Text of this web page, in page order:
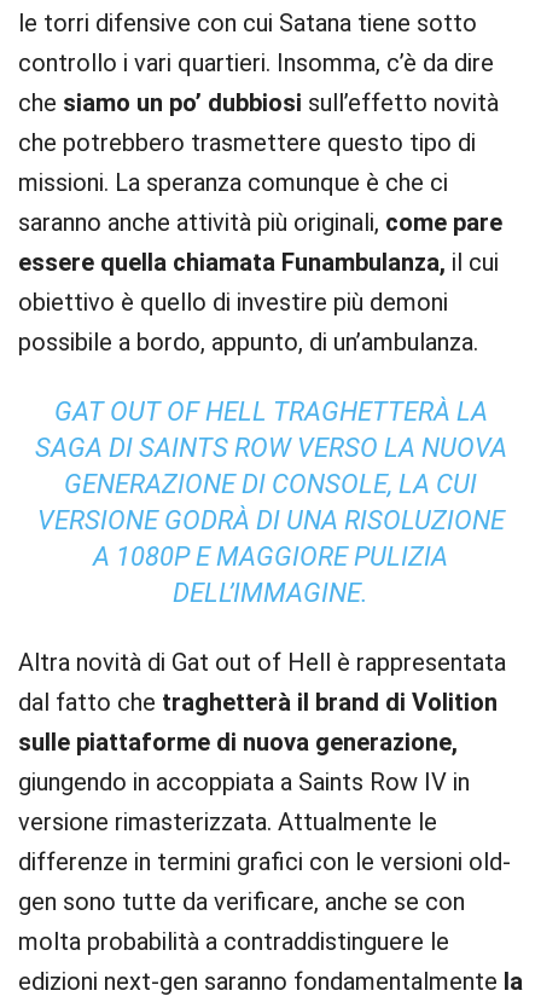
le torri difensive con cui Satana tiene sotto
controllo i vari quartieri. Insomma, c’è da dire
che siamo un po’ dubbiosi sull’effetto novità
che potrebbero trasmettere questo tipo di
missioni. La speranza comunque è che ci
saranno anche attività più originali, come pare
essere quella chiamata Funambulanza, il cui
obiettivo è quello di investire più demoni
possibile a bordo, appunto, di un’ambulanza.
GAT OUT OF HELL TRAGHETTERÀ LA
SAGA DI SAINTS ROW VERSO LA NUOVA
GENERAZIONE DI CONSOLE, LA CUI
VERSIONE GODRÀ DI UNA RISOLUZIONE
A 1080P E MAGGIORE PULIZIA
DELL’IMMAGINE.
Altra novità di Gat out of Hell è rappresentata
dal fatto che traghetterà il brand di Volition
sulle piattaforme di nuova generazione,
giungendo in accoppiata a Saints Row IV in
versione rimasterizzata. Attualmente le
differenze in termini grafici con le versioni old-
gen sono tutte da verificare, anche se con
molta probabilità a contraddistinguere le
edizioni next-gen saranno fondamentalmente la